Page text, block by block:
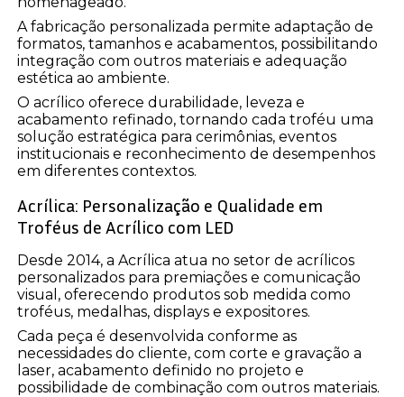
A fabricação personalizada permite adaptação de
formatos, tamanhos e acabamentos, possibilitando
integração com outros materiais e adequação
estética ao ambiente.
O acrílico oferece durabilidade, leveza e
acabamento refinado, tornando cada troféu uma
solução estratégica para cerimônias, eventos
institucionais e reconhecimento de desempenhos
em diferentes contextos.
Acrílica: Personalização e Qualidade em
Troféus de Acrílico com LED
Desde 2014, a Acrílica atua no setor de acrílicos
personalizados para premiações e comunicação
visual, oferecendo produtos sob medida como
troféus, medalhas, displays e expositores.
Cada peça é desenvolvida conforme as
necessidades do cliente, com corte e gravação a
laser, acabamento definido no projeto e
possibilidade de combinação com outros materiais.